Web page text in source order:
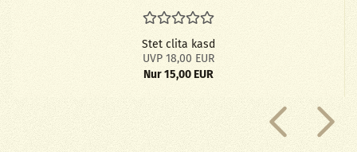
Stet clita kasd
UVP 18,00 EUR
Nur 15,00 EUR